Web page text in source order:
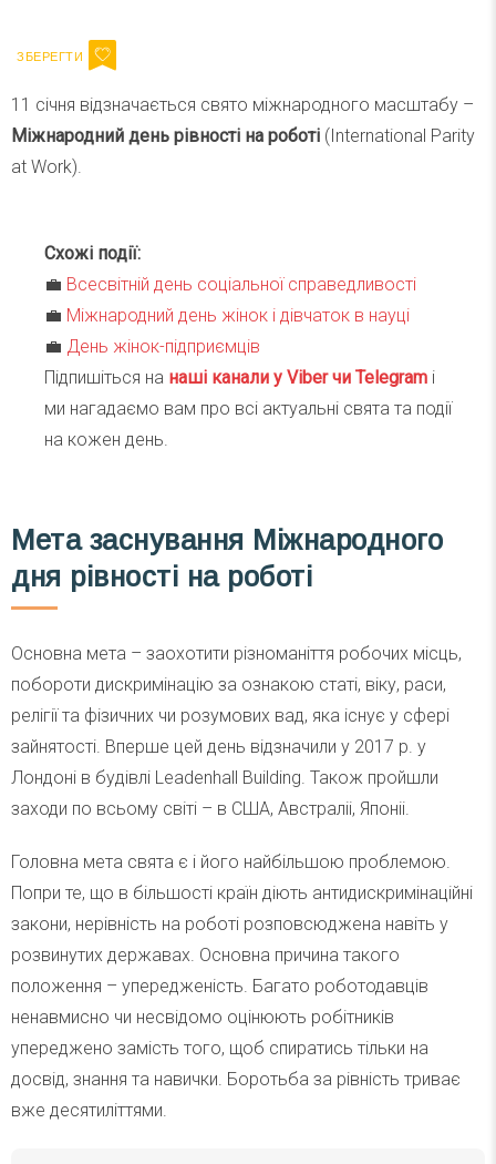
11 січня відзначається свято міжнародного масштабу –
Міжнародний день рівності на роботі (International Parity
at Work).
Схожі події:
💼 Всесвітній день соціальної справедливості
💼 Міжнародний день жінок і дівчаток в науці
💼 День жінок-підприємців
Підпишіться на наші канали у Viber чи Telegram і
ми нагадаємо вам про всі актуальні свята та події
на кожен день.
Мета заснування Міжнародного
дня рівності на роботі
Основна мета – заохотити різноманіття робочих місць,
побороти дискримінацію за ознакою статі, віку, раси,
релігії та фізичних чи розумових вад, яка існує у сфері
зайнятості. Вперше цей день відзначили у 2017 р. у
Лондоні в будівлі Leadenhall Building. Також пройшли
заходи по всьому світі – в США, Австраліі, Японіі.
Головна мета свята є і його найбільшою проблемою.
Попри те, що в більшості країн діють антидискримінаційні
закони, нерівність на роботі розповсюджена навіть у
розвинутих державах. Основна причина такого
положення – упередженість. Багато роботодавців
ненавмисно чи несвідомо оцінюють робітників
упереджено замість того, щоб спиратись тільки на
досвід, знання та навички. Боротьба за рівність триває
вже десятиліттями.